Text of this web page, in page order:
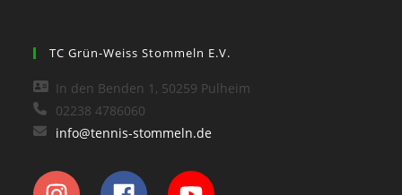
TC Grün-Weiss Stommeln E.V.
In den Benden 1, 50259 Pulheim
02238 4786060
info@tennis-stommeln.de